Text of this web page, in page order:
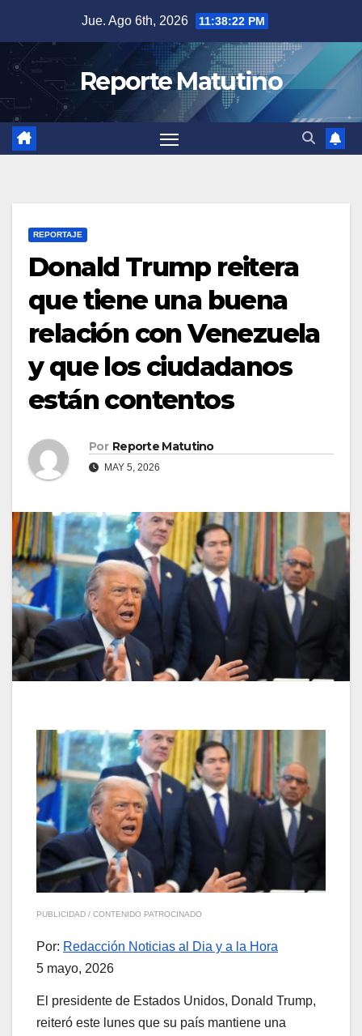
contenido
Jue. Ago 6th, 2026 11:38:23 PM
Reporte Matutino
REPORTAJE
Donald Trump reitera
que tiene una buena
relación con Venezuela
y que los ciudadanos
están contentos
Por Reporte Matutino
MAY 5, 2026
PUBLICIDAD / CONTENIDO PATROCINADO
Por: Redacción Noticias al Dia y a la Hora
5 mayo, 2026
El presidente de Estados Unidos, Donald Trump,
reiteró este lunes que su país mantiene una